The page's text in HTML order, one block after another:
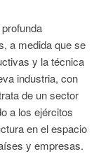
a medida que se
y la técnica
industria, con
de un sector
a los ejércitos
en el espacio
y empresas.